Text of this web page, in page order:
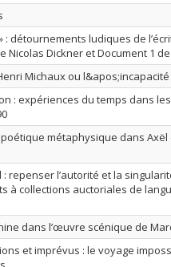
: détournements ludiques de
Nicolas Dickner et Document 1
Michaux ou
: expériences du temps dans
métaphysique dans Axël
: repenser l’autorité et la
à collections auctoriales de
dans l’œuvre scénique de
et imprévus : le voyage